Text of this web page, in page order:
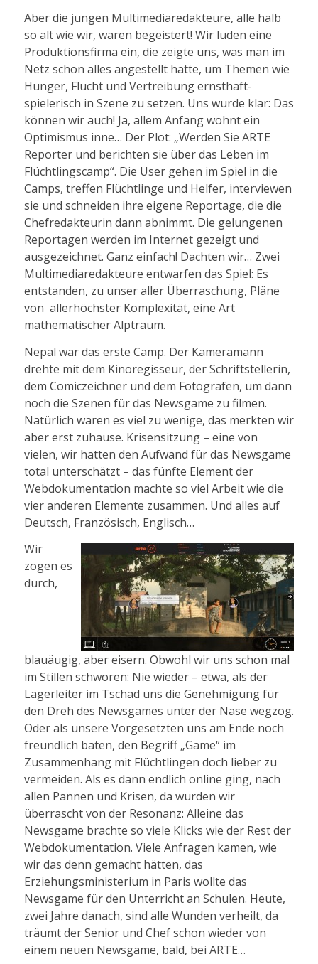
Aber die jungen Multimediaredakteure, alle halb
so alt wie wir, waren begeistert! Wir luden eine
Produktionsfirma ein, die zeigte uns, was man im
Netz schon alles angestellt hatte, um Themen wie
Hunger, Flucht und Vertreibung ernsthaft-
spielerisch in Szene zu setzen. Uns wurde klar: Das
können wir auch! Ja, allem Anfang wohnt ein
Optimismus inne… Der Plot: „Werden Sie ARTE
Reporter und berichten sie über das Leben im
Flüchtlingscamp“. Die User gehen im Spiel in die
Camps, treffen Flüchtlinge und Helfer, interviewen
sie und schneiden ihre eigene Reportage, die die
Chefredakteurin dann abnimmt. Die gelungenen
Reportagen werden im Internet gezeigt und
ausgezeichnet. Ganz einfach! Dachten wir… Zwei
Multimediaredakteure entwarfen das Spiel: Es
entstanden, zu unser aller Überraschung, Pläne
von allerhöchster Komplexität, eine Art
mathematischer Alptraum.
Nepal war das erste Camp. Der Kameramann
drehte mit dem Kinoregisseur, der Schriftstellerin,
dem Comiczeichner und dem Fotografen, um dann
noch die Szenen für das Newsgame zu filmen.
Natürlich waren es viel zu wenige, das merkten wir
aber erst zuhause. Krisensitzung – eine von
vielen, wir hatten den Aufwand für das Newsgame
total unterschätzt – das fünfte Element der
Webdokumentation machte so viel Arbeit wie die
vier anderen Elemente zusammen. Und alles auf
Deutsch, Französisch, Englisch…
Wir
zogen es
durch,
blauäugig, aber eisern. Obwohl wir uns schon mal
im Stillen schworen: Nie wieder – etwa, als der
Lagerleiter im Tschad uns die Genehmigung für
den Dreh des Newsgames unter der Nase wegzog.
Oder als unsere Vorgesetzten uns am Ende noch
freundlich baten, den Begriff „Game“ im
Zusammenhang mit Flüchtlingen doch lieber zu
vermeiden. Als es dann endlich online ging, nach
allen Pannen und Krisen, da wurden wir
überrascht von der Resonanz: Alleine das
Newsgame brachte so viele Klicks wie der Rest der
Webdokumentation. Viele Anfragen kamen, wie
wir das denn gemacht hätten, das
Erziehungsministerium in Paris wollte das
Newsgame für den Unterricht an Schulen. Heute,
zwei Jahre danach, sind alle Wunden verheilt, da
träumt der Senior und Chef schon wieder von
einem neuen Newsgame, bald, bei ARTE…